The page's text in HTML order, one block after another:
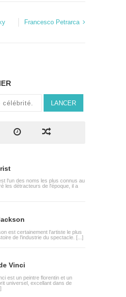
Francesco Petrarca
LANCER
l'un des noms les plus connus au
les détracteurs de l'époque, il a
est certainement l'artiste le plus
de l'industrie du spectacle. [...]
Vinci
est un peintre florentin et un
universel, excellant dans de